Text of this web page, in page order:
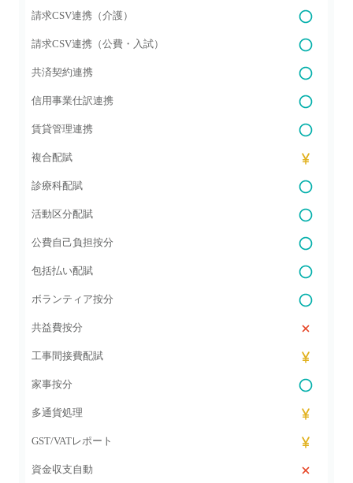
請求CSV連携（介護）
請求CSV連携（公費・入試）
共済契約連携
信用事業仕訳連携
賃貸管理連携
複合配賦
診療科配賦
活動区分配賦
公費自己負担按分
包括払い配賦
ボランティア按分
共益費按分
工事間接費配賦
家事按分
多通貨処理
GST/VATレポート
資金収支自動